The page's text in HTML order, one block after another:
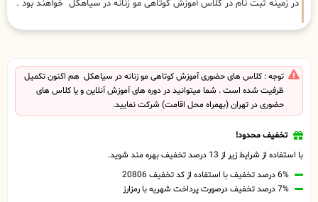
در زمینه ثبت نام در کلاس آموزش کوتاهی مو زنانه در سیاهکل خواهند بود .
توجه : کلاس های حضوری آموزش کوتاهی مو زنانه در سیاهکل هم اکنون تکمیل
ظرفیت شده است . شما میتوانید در دوره های آموزش آنلاین و یا کلاس های
حضوری در تهران (بهمراه محل اقامت) شرکت نمایید.
تخفیف محدود!
با استفاده از شرایط زیر از 13 درصد تخفیف بهره مند شوید.
6% درصد تخفیف با استفاده از کد تخفیف 20806
7% درصد تخفیف درصورت پرداخت شهریه با رمزارز